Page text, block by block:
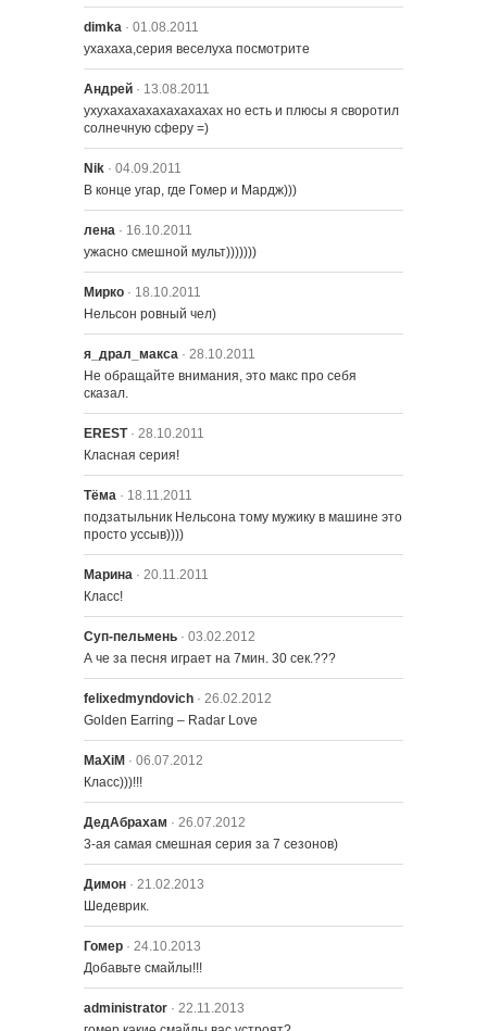
721 – 22 коротких фильма о
Спрингфилде
722 – Разгневаный Эйб и его
недоделаный внук в Проклятии
Летающих Пираний
725 – Лето на пляже
701 – Кто стрелял в мистера
Бернса? (Часть 2)
702 – Радиоактивный человек
704 – Барт продает свою душу
dimka · 01.08.2011
ухахаха,серия веселуха посмотрите
Андрей · 13.08.2011
ухухахахахахахахахах но есть и плюсы я своротил
солнечную сферу =)
Nik · 04.09.2011
В конце угар, где Гомер и Мардж)))
лена · 16.10.2011
ужасно смешной мульт)))))))
Мирко · 18.10.2011
Нельсон ровный чел)
я_драл_макса · 28.10.2011
Не обращайте внимания, это макс про себя
сказал.
EREST· 28.10.2011
Класная серия!
Тёма · 18.11.2011
подзатыльник Нельсона тому мужику в машине это
просто уссыв))))
Марина · 20.11.2011
Класс!
Суп-пельмень · 03.02.2012
А че за песня играет на 7мин. 30 сек.???
felixedmyndovich · 26.02.2012
Golden Earring – Radar Love
MаXiM · 06.07.2012
Класс)))!!!
ДедАбрахам · 26.07.2012
3-ая самая смешная серия за 7 сезонов)
Димон · 21.02.2013
Шедеврик.
Гомер · 24.10.2013
Добавьте смайлы!!!
аdministrator · 22.11.2013